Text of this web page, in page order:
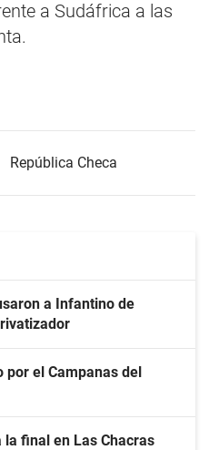
a Sudáfrica a las
República Checa
a Infantino de
por el Campanas del
la final en Las Chacras